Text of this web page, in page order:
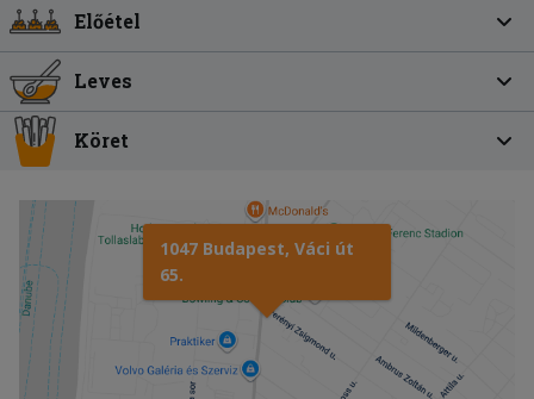
Előétel
Leves
Köret
1047 Budapest, Váci út
65.